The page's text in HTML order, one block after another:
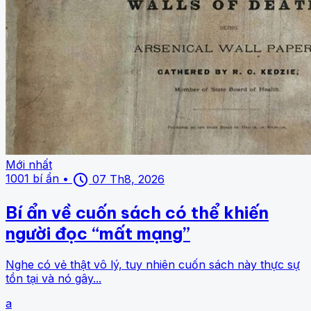
Mới nhất
1001 bí ẩn • schedule 07 Th8, 2026
Bí ẩn về cuốn sách có thể khiến
người đọc “mất mạng”
Nghe có vẻ thật vô lý, tuy nhiên cuốn sách này thực sự
tồn tại và nó gây...
a